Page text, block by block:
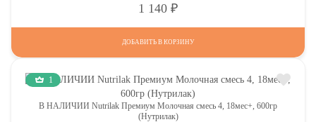
1 140
ДОБАВИТЬ В КОРЗИНУ
1
В НАЛИЧИИ Nutrilak Премиум Молочная смесь 4, 18мес+, 600гр
(Нутрилак)